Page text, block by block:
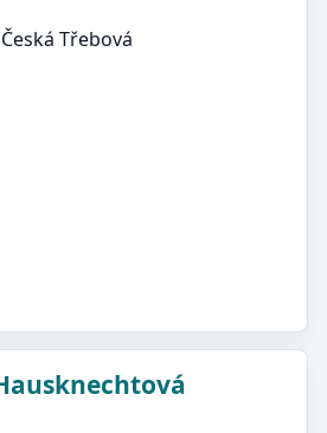
Třebová